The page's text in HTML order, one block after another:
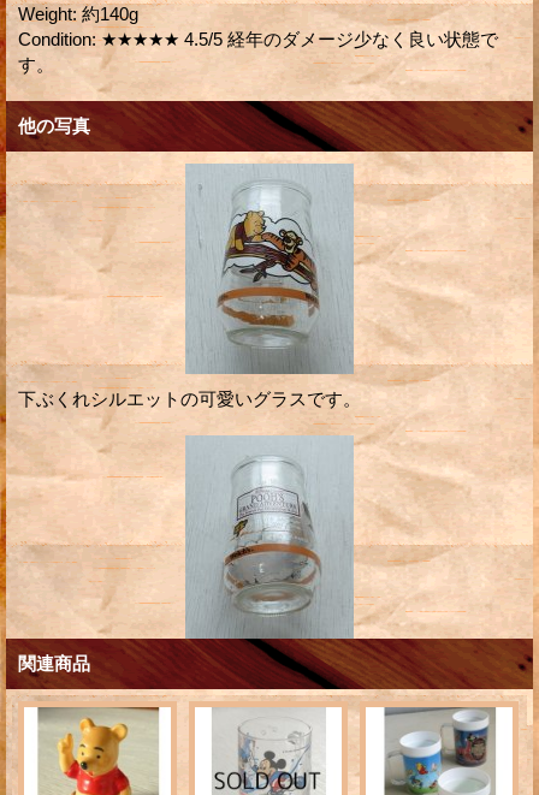
Weight: 約140g
Condition: ★★★★★ 4.5/5 経年のダメージ少なく良い状態で
す。
他の写真
下ぶくれシルエットの可愛いグラスです。
関連商品